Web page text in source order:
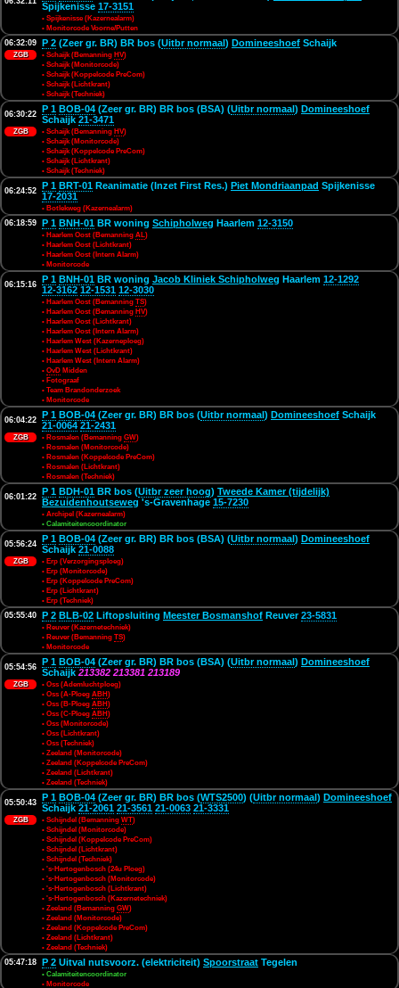
Spijkenisse 17-3151
• Spijkenisse (Kazernealarm)
• Monitorcode Voorne/Putten
06:32:09 P 2 (Zeer gr. BR) BR bos (Uitbr normaal) Domineeshoef Schaijk
ZGB • Schaijk (Bemanning HV)
• Schaijk (Monitorcode)
• Schaijk (Koppelcode PreCom)
• Schaijk (Lichtkrant)
• Schaijk (Techniek)
06:30:22 P 1 BOB-04 (Zeer gr. BR) BR bos (BSA) (Uitbr normaal) Domineeshoef
Schaijk 21-3471
ZGB • Schaijk (Bemanning HV)
• Schaijk (Monitorcode)
• Schaijk (Koppelcode PreCom)
• Schaijk (Lichtkrant)
• Schaijk (Techniek)
06:24:52 P 1 BRT-01 Reanimatie (Inzet First Res.) Piet Mondriaanpad Spijkenisse
17-2031
• Botlekweg (Kazernealarm)
06:18:59 P 1 BNH-01 BR woning Schipholweg Haarlem 12-3150
• Haarlem Oost (Bemanning AL)
• Haarlem Oost (Lichtkrant)
• Haarlem Oost (Intern Alarm)
• Monitorcode
06:15:16 P 1 BNH-01 BR woning Jacob Kliniek Schipholweg Haarlem 12-1292
12-3162 12-1531 12-3030
• Haarlem Oost (Bemanning TS)
• Haarlem Oost (Bemanning HV)
• Haarlem Oost (Lichtkrant)
• Haarlem Oost (Intern Alarm)
• Haarlem West (Kazerneploeg)
• Haarlem West (Lichtkrant)
• Haarlem West (Intern Alarm)
• OvD Midden
• Fotograaf
• Team Brandonderzoek
• Monitorcode
06:04:22 P 1 BOB-04 (Zeer gr. BR) BR bos (Uitbr normaal) Domineeshoef Schaijk
21-0064 21-2431
ZGB • Rosmalen (Bemanning GW)
• Rosmalen (Monitorcode)
• Rosmalen (Koppelcode PreCom)
• Rosmalen (Lichtkrant)
• Rosmalen (Techniek)
06:01:22 P 1 BDH-01 BR bos (Uitbr zeer hoog) Tweede Kamer (tijdelijk)
Bezuidenhoutseweg 's-Gravenhage 15-7230
• Archipel (Kazernealarm)
• Calamiteitencoordinator
05:56:24 P 1 BOB-04 (Zeer gr. BR) BR bos (BSA) (Uitbr normaal) Domineeshoef
Schaijk 21-0088
ZGB
• Erp (Verzorgingsploeg)
• Erp (Monitorcode)
• Erp (Koppelcode PreCom)
• Erp (Lichtkrant)
• Erp (Techniek)
05:55:40 P 2 BLB-02 Liftopsluiting Meester Bosmanshof Reuver23-5831
• Reuver (Kazernetechniek)
• Reuver (Bemanning TS)
• Monitorcode
05:54:56 P 1 BOB-04 (Zeer gr. BR) BR bos (BSA) (Uitbr normaal) Domineeshoef
Schaijk 213382 213381 213189
ZGB
• Oss (Ademluchtploeg)
• Oss (A-Ploeg ABH )
• Oss (B-Ploeg ABH )
• Oss (C-Ploeg ABH )
• Oss (Monitorcode)
• Oss (Lichtkrant)
• Oss (Techniek)
• Zeeland (Monitorcode)
• Zeeland (Koppelcode PreCom)
• Zeeland (Lichtkrant)
• Zeeland (Techniek)
05:50:43 P 1 BOB-04 (Zeer gr. BR) BR bos (WTS2500) (Uitbr normaal) Domineeshoef
Schaijk 21-2061 21-3561 21-0063 21-3331
ZGB • Schijndel (Bemanning WT)
• Schijndel (Monitorcode)
• Schijndel (Koppelcode PreCom)
• Schijndel (Lichtkrant)
• Schijndel (Techniek)
• 's-Hertogenbosch (24u Ploeg)
• 's-Hertogenbosch (Monitorcode)
• 's-Hertogenbosch (Lichtkrant)
• 's-Hertogenbosch (Kazernetechniek)
• Zeeland (Bemanning GW)
• Zeeland (Monitorcode)
• Zeeland (Koppelcode PreCom)
• Zeeland (Lichtkrant)
• Zeeland (Techniek)
05:47:18 P 2 Uitval nutsvoorz. (elektriciteit) Spoorstraat Tegelen
• Calamiteitencoordinator
• Monitorcode